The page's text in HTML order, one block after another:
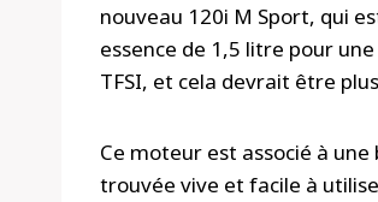
nouveau 120i M Sport, qui
essence de 1,5 litre pour
TFSI, et cela devrait être
Ce moteur est associé à
trouvée vive et facile à